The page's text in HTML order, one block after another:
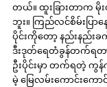
တယ်။ ထူးခြားတာက မိုး
ဘူး။ ကြည်လင်စိမ်းပြာ
ပိုင်းကိုတော့ နည်းနည်း
ဒီးဒုတ်ရေတံခွန်တက်ရတ
ဦးပိုင်းမှာ တက်ရတဲ့ ကွန်
မဲ့ မြေလမ်းကောင်းကော